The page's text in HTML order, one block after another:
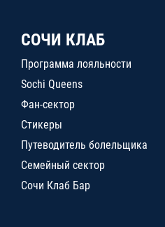
СОЧИ КЛАБ
Программа лояльности
Sochi Queens
Фан-сектор
Стикеры
Путеводитель болельщика
Семейный сектор
Сочи Клаб Бар